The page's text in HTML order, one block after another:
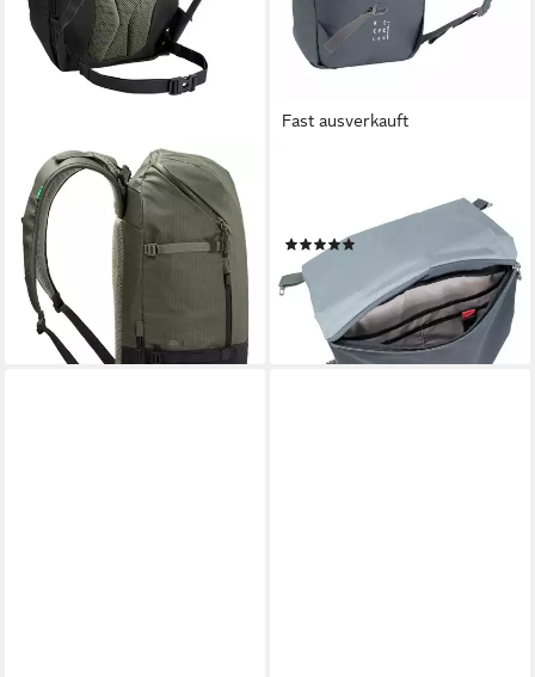
VAUDE
Wanderrucksack CityGo 30 II
(Kein Set), geräumiger und
vielseitiger Stadtrucksack
ab 133,34 €
lieferbar - in 2-3 Werktagen bei dir
Fast ausverkauft
Stadtrucksack 8 Liter
ab 58,21 €
lieferbar - in 2-3 Werktagen bei dir
+1